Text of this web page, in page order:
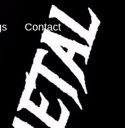
Contact